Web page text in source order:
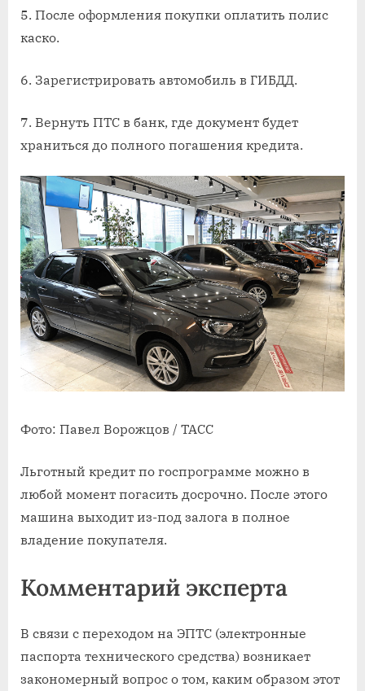
5. После оформления покупки оплатить полис
каско.
6. Зарегистрировать автомобиль в ГИБДД.
7. Вернуть ПТС в банк, где документ будет
храниться до полного погашения кредита.
Фото: Павел Ворожцов / ТАСС
Льготный кредит по госпрограмме можно в
любой момент погасить досрочно. После этого
машина выходит из-под залога в полное
владение покупателя.
Комментарий эксперта
В связи с переходом на ЭПТС (электронные
паспорта технического средства) возникает
закономерный вопрос о том, каким образом этот